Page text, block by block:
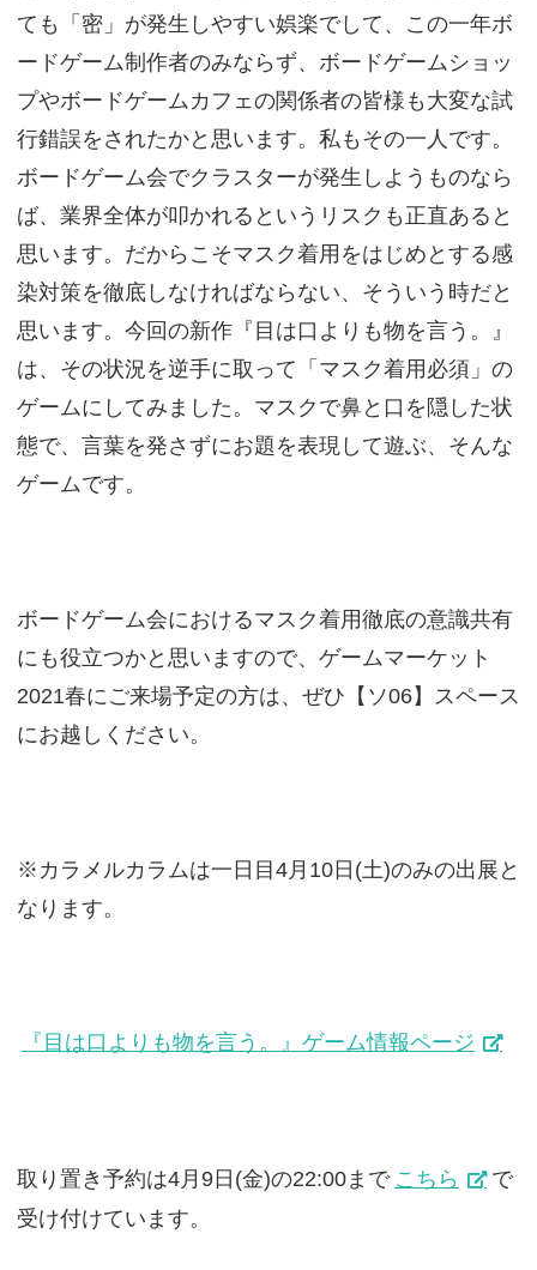
ても「密」が発生しやすい娯楽でして、この一年ボ
ードゲーム制作者のみならず、ボードゲームショッ
プやボードゲームカフェの関係者の皆様も大変な試
行錯誤をされたかと思います。私もその一人です。
ボードゲーム会でクラスターが発生しようものなら
ば、業界全体が叩かれるというリスクも正直あると
思います。だからこそマスク着用をはじめとする感
染対策を徹底しなければならない、そういう時だと
思います。今回の新作『目は口よりも物を言う。』
は、その状況を逆手に取って「マスク着用必須」の
ゲームにしてみました。マスクで鼻と口を隠した状
態で、言葉を発さずにお題を表現して遊ぶ、そんな
ゲームです。
ボードゲーム会におけるマスク着用徹底の意識共有
にも役立つかと思いますので、ゲームマーケット
2021春にご来場予定の方は、ぜひ【ソ06】スペース
にお越しください。
※カラメルカラムは一日目4月10日(土)のみの出展と
なります。
『目は口よりも物を言う。』ゲーム情報ページ
取り置き予約は4月9日(金)の22:00まで こちら
で
受け付けています。